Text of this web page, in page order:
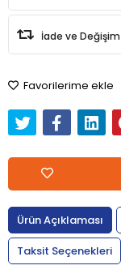
İade ve Değişim
Favorilerime ekle
Ürün Açıklaması
Taksit Seçenekleri